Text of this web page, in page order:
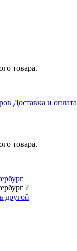
товара.
Доставка и оплата
товара.
?
другой